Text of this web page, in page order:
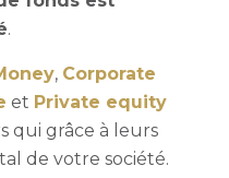
.
, Corporate
et Private equity
qui grâce à leurs
de votre société.